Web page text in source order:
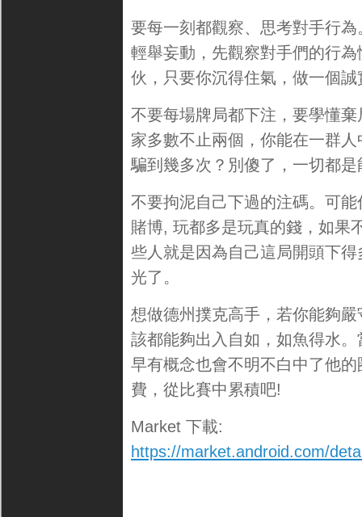
要每一刻都觀察、思考對手行
輕舉妄動，先觀察對手們的行
伙，只要你沉得住氣，做一個
不要每場牌局都下注，要學懂
家多數不止兩個，你能在一群
騙到幾多次？別傻了，一切都
不要拘泥自己下過的注碼。可能
賭博, 玩都多是玩真的錢，如果
些人就是因為自己這局開頭下
光了。
想做德州撲克高手，若你能夠
該都能夠出入自如，如魚得水
早有概念也會不明不白中了他
費，從比賽中累積吧!
Market 下載:
https://market.android.com/